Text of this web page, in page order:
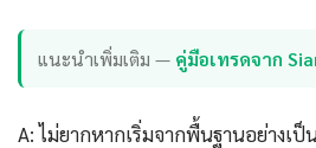
แนะนำเพิ่มเติม — คู่มือเทรดจาก
A: ไม่ยากหากเริ่มจากพื้นฐานอย่างเ